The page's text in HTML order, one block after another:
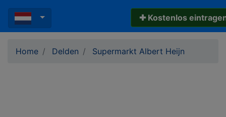
✚ Kostenlos
Home Delden Supermarkt Albert Heijn